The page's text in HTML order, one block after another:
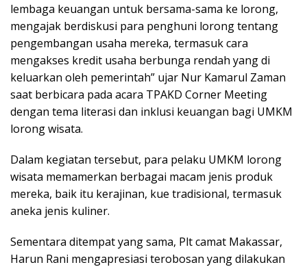
lembaga keuangan untuk bersama-sama ke lorong,
mengajak berdiskusi para penghuni lorong tentang
pengembangan usaha mereka, termasuk cara
mengakses kredit usaha berbunga rendah yang di
keluarkan oleh pemerintah” ujar Nur Kamarul Zaman
saat berbicara pada acara TPAKD Corner Meeting
dengan tema literasi dan inklusi keuangan bagi UMKM
lorong wisata.
Dalam kegiatan tersebut, para pelaku UMKM lorong
wisata memamerkan berbagai macam jenis produk
mereka, baik itu kerajinan, kue tradisional, termasuk
aneka jenis kuliner.
Sementara ditempat yang sama, Plt camat Makassar,
Harun Rani mengapresiasi terobosan yang dilakukan